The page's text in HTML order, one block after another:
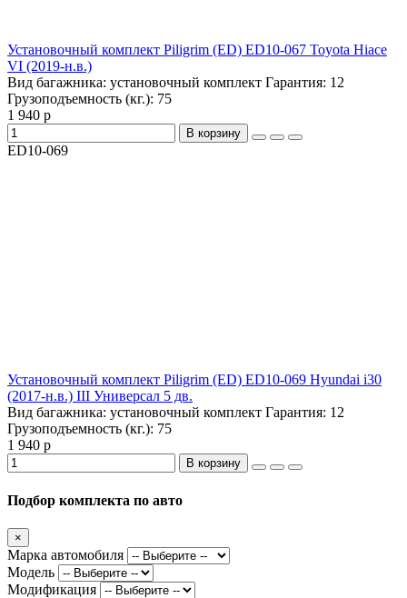
Установочный комплект Piligrim (ED) ED10-067 Toyota Hiace
VI (2019-н.в.)
Вид багажника: установочный комплект Гарантия: 12
Грузоподъемность (кг.): 75
1 940 р
В корзину
ED10-069
Установочный комплект Piligrim (ED) ED10-069 Hyundai i30
(2017-н.в.) III Универсал 5 дв.
Вид багажника: установочный комплект Гарантия: 12
Грузоподъемность (кг.): 75
1 940 р
В корзину
Подбор комплекта по авто
×
Марка автомобиля
Модель
Модификация